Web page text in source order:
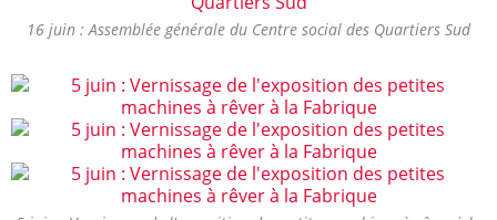
16 juin : Assemblée générale du Centre social des Quartiers Sud